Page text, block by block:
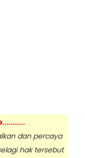
dan percaya
hak tersebut